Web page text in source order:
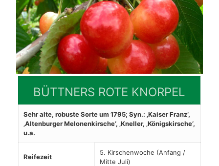
BÜTTNERS ROTE KNORPEL
Sehr alte, robuste Sorte um 1795; Syn.: ‚Kaiser Franz‘,
‚Altenburger Melonenkirsche‘, ‚Kneller, ‚Königskirsche‘,
u.a.
Reifezeit
5. Kirschenwoche (Anfang /
Mitte Juli)